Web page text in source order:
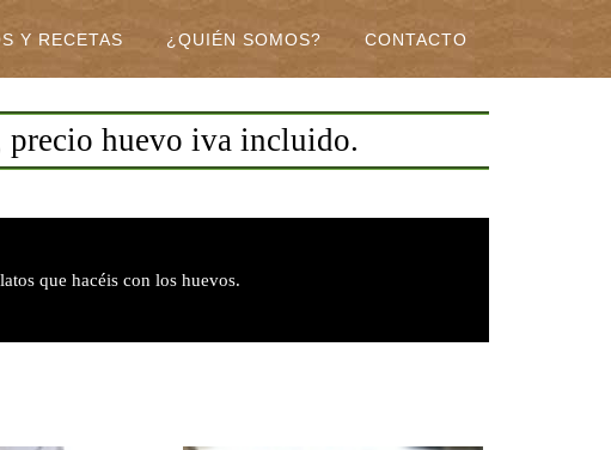
Y RECETAS ¿QUIÉN SOMOS? CONTACTO
precio huevo iva incluido.
que hacéis con los huevos.